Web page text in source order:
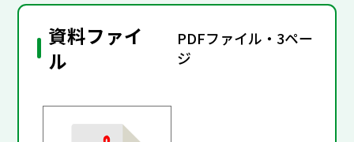
資料ファイ
ル
PDFファイル・3ペー
ジ